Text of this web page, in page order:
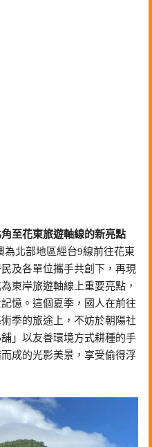
至花東旅遊軸線的新亮點
北部地區經台9線前往花東
及各單位攜手共創下，再現
東岸旅遊軸線上重要亮點，
憶。這個夏季，國人在前往
季的旅途上，不妨於朝陽社
」以友善環境方式耕種的手
成的光影美景，享受偷得浮